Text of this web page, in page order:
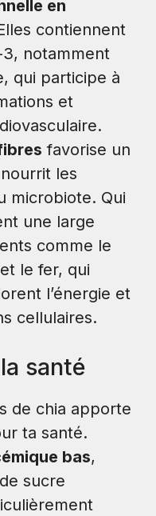
en
contiennent
3, notamment
qui participe à
et
favorise un
les
microbiote. Qui
une large
comme le
le fer, qui
l’énergie et
cellulaires.
santé
de chia apporte
ta santé.
bas,
sucre